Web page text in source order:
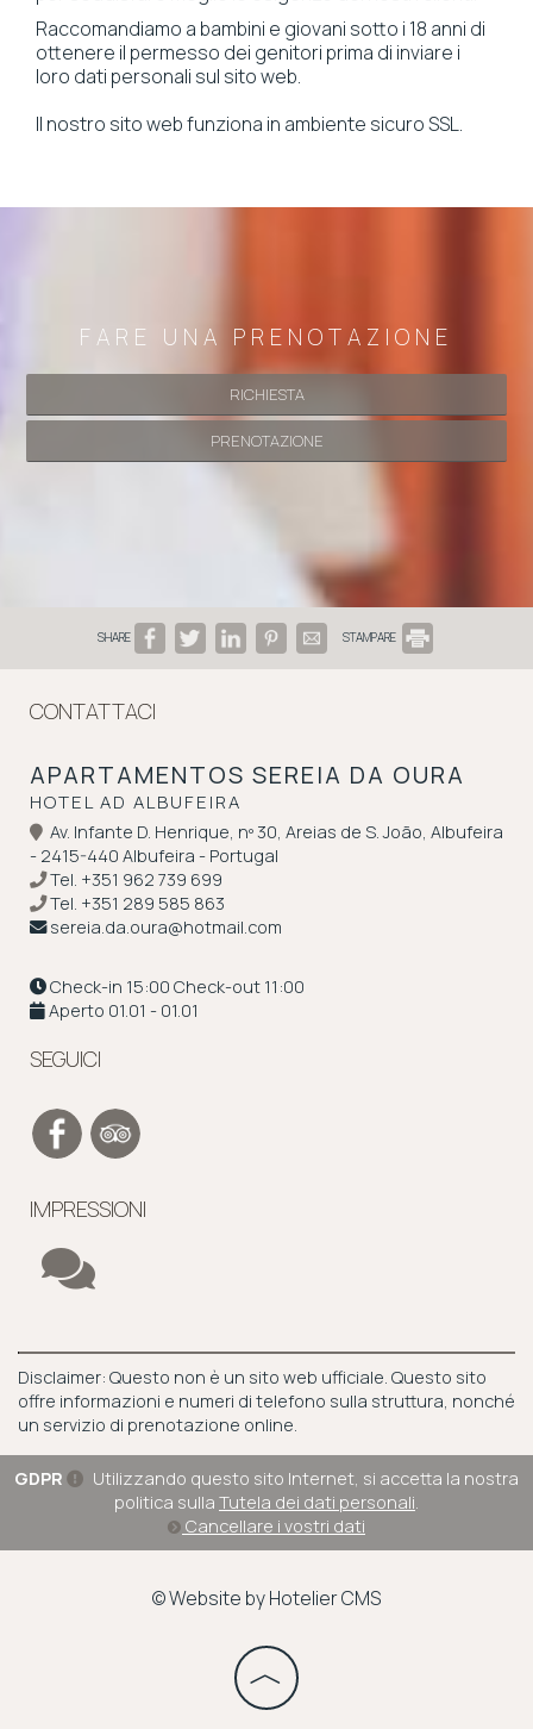
Raccomandiamo a bambini e giovani sotto i 18 anni di
ottenere il permesso dei genitori prima di inviare i
loro dati personali sul sito web.
Il nostro sito web funziona in ambiente sicuro SSL.
FARE UNA PRENOTAZIONE
RICHIESTA
PRENOTAZIONE
SHARE STAMPARE
CONTATTACI
APARTAMENTOS SEREIA DA OURA
HOTEL AD ALBUFEIRA
Av. Infante D. Henrique, nº 30, Areias de S. João, Albufeira
- 2415-440 Albufeira - Portugal
Tel. +351 962 739 699
Tel. +351 289 585 863
sereia.da.oura@hotmail.com
Check-in 15:00 Check-out 11:00
Aperto 01.01 - 01.01
SEGUICI
IMPRESSIONI
Disclaimer: Questo non è un sito web ufficiale. Questo sito
offre informazioni e numeri di telefono sulla struttura, nonché
un servizio di prenotazione online.
GDPR
Utilizzando questo sito Internet, si accetta la nostra
politica sulla Tutela dei dati personali.
Cancellare i vostri dati
© Website by Hotelier CMS
︿